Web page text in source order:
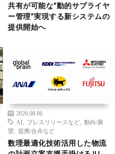
共有が可能な“動的サプライヤ
ー管理”実現する新システムの
提供開始へ
2026.08.06
AI
プレスリリースなど
動向/展
望
提携/合弁など
数理最適化技術活用した物流